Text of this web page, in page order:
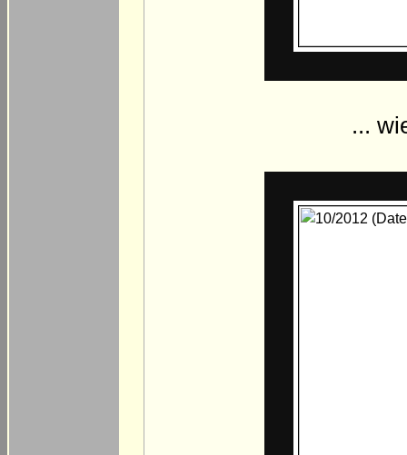
...